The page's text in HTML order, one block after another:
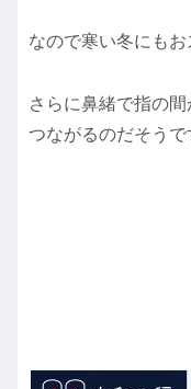
なので寒い冬にもお
さらに鼻緒で指の
つながるのだそうで